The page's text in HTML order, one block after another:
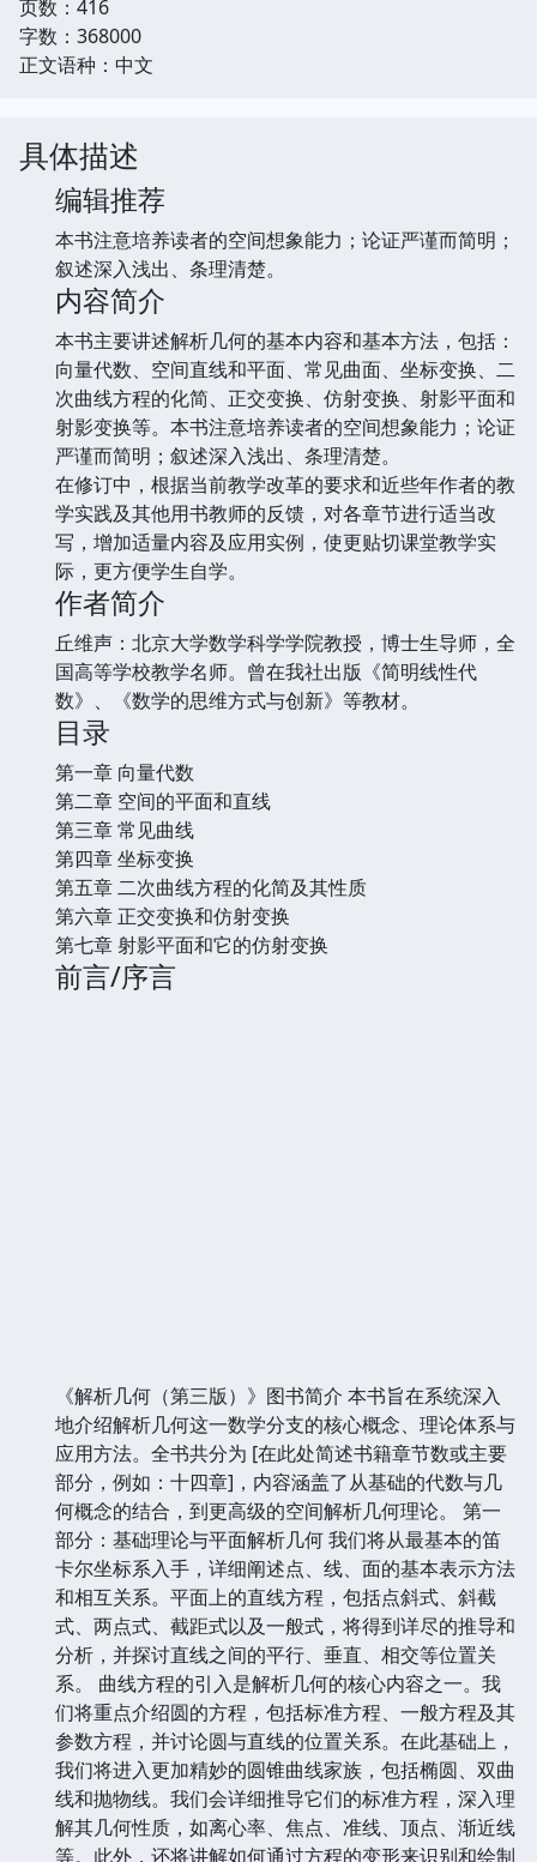
页数：416
字数：368000
正文语种：中文
具体描述
编辑推荐
本书注意培养读者的空间想象能力；论证严谨而简明；
叙述深入浅出、条理清楚。
内容简介
本书主要讲述解析几何的基本内容和基本方法，包括：
向量代数、空间直线和平面、常见曲面、坐标变换、二
次曲线方程的化简、正交变换、仿射变换、射影平面和
射影变换等。本书注意培养读者的空间想象能力；论证
严谨而简明；叙述深入浅出、条理清楚。
在修订中，根据当前教学改革的要求和近些年作者的教
学实践及其他用书教师的反馈，对各章节进行适当改
写，增加适量内容及应用实例，使更贴切课堂教学实
际，更方便学生自学。
作者简介
丘维声：北京大学数学科学学院教授，博士生导师，全
国高等学校教学名师。曾在我社出版《简明线性代
数》、《数学的思维方式与创新》等教材。
目录
第一章 向量代数
第二章 空间的平面和直线
第三章 常见曲线
第四章 坐标变换
第五章 二次曲线方程的化简及其性质
第六章 正交变换和仿射变换
第七章 射影平面和它的仿射变换
前言/序言
《解析几何（第三版）》图书简介 本书旨在系统深入
地介绍解析几何这一数学分支的核心概念、理论体系与
应用方法。全书共分为 [在此处简述书籍章节数或主要
部分，例如：十四章]，内容涵盖了从基础的代数与几
何概念的结合，到更高级的空间解析几何理论。 第一
部分：基础理论与平面解析几何 我们将从最基本的笛
卡尔坐标系入手，详细阐述点、线、面的基本表示方法
和相互关系。平面上的直线方程，包括点斜式、斜截
式、两点式、截距式以及一般式，将得到详尽的推导和
分析，并探讨直线之间的平行、垂直、相交等位置关
系。 曲线方程的引入是解析几何的核心内容之一。我
们将重点介绍圆的方程，包括标准方程、一般方程及其
参数方程，并讨论圆与直线的位置关系。在此基础上，
我们将进入更加精妙的圆锥曲线家族，包括椭圆、双曲
线和抛物线。我们会详细推导它们的标准方程，深入理
解其几何性质，如离心率、焦点、准线、顶点、渐近线
等。此外，还将讲解如何通过方程的变形来识别和绘制